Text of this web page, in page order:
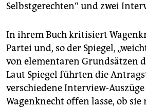
Selbstgerechten“ und zwei
In ihrem Buch kritisiert
Partei und, so der Spiegel,
von elementaren Grundsätzen
Laut Spiegel führten die
verschiedene Interview-
Wagenknecht offen lasse, ob sie